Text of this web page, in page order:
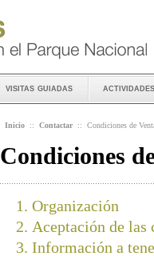
visitas guiadas actividades
Inicio :: Contactar :: Condiciones de
Condiciones
Organización
Aceptación de las
Información a